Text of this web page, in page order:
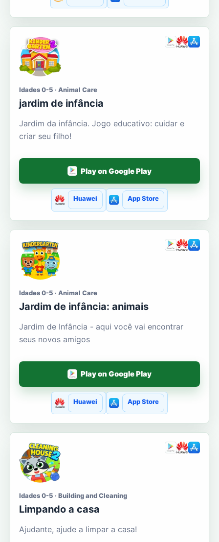
Idades 0-5 · Animal Care
jardim de infância
Jardim da infância. Jogo educativo: cuidar e
criar seu filho!
Play on Google Play
Huawei App Store
Idades 0-5 · Animal Care
Jardim de infância: animais
Jardim de Infância - aqui você vai encontrar
seus novos amigos
Play on Google Play
Huawei App Store
Idades 0-5 · Building and Cleaning
Limpando a casa
Ajudante, ajude a limpar a casa!